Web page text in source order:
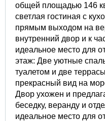
общей площадью 146
светлая гостиная с
прямым выходом на
внутренний двор и к
идеальное место для
этаж: Две уютные
туалетом и две
прекрасный вид на
Двор ухожен и
беседку, веранду и
идеальное место для